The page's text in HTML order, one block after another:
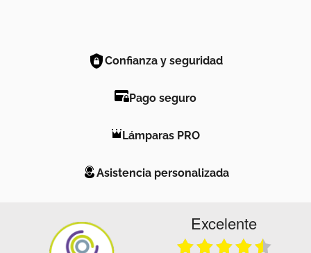
Confianza y seguridad
Pago seguro
Lámparas PRO
Asistencia personalizada
Excelente